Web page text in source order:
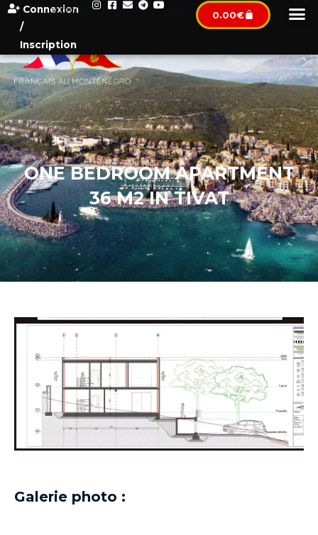
Connexion
/
Inscription
[wpml_language_selector_widget] 0.00€
ONE BEDROOM APARTMENT
36 M2 IN TIVAT
Galerie photo :